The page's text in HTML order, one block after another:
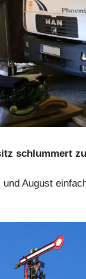
schlummert
August